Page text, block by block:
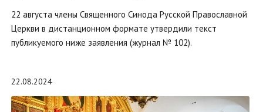
22 августа члены Священного Синода Русской Православной
Церкви в дистанционном формате утвердили текст
публикуемого ниже заявления (журнал № 102).
22.08.2024